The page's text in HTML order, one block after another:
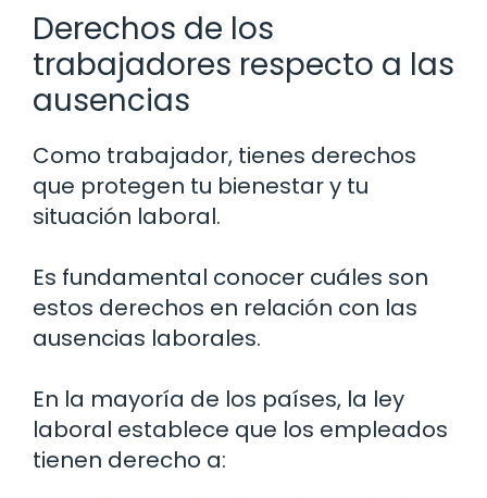
Derechos de los
trabajadores respecto a las
ausencias
Como trabajador, tienes derechos
que protegen tu bienestar y tu
situación laboral.
Es fundamental conocer cuáles son
estos derechos en relación con las
ausencias laborales.
En la mayoría de los países, la ley
laboral establece que los empleados
tienen derecho a: